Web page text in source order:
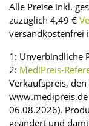
Alle Preise inkl.
zuzüglich 4,49 €
versandkostenfrei
1: Unverbindliche
2: MediPreis-
Verkaufspreis,
06.08.2026).
geändert und